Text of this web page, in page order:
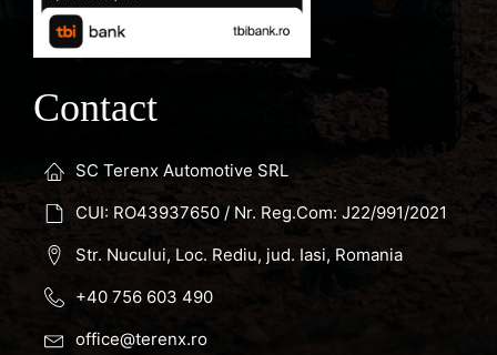
Contact
SC Terenx Automotive SRL
CUI: RO43937650 / Nr. Reg.Com: J22/991/2021
Str. Nucului, Loc. Rediu, jud. Iasi, Romania
+40 756 603 490
office@terenx.ro